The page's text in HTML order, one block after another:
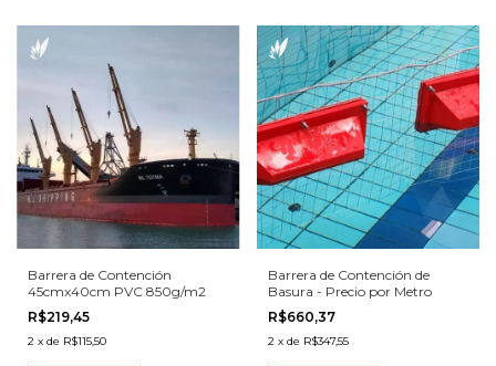
Barrera de Contención
45cmx40cm PVC 850g/m2
R$219,45
2 x de R$115,50
Barrera de Contención de
Basura - Precio por Metro
R$660,37
2 x de R$347,55